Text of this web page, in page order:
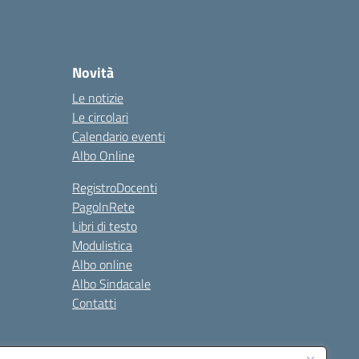
Novità
Le notizie
Le circolari
Calendario eventi
Albo Online
RegistroDocenti
PagoInRete
Libri di testo
Modulistica
Albo online
Albo Sindacale
Contatti